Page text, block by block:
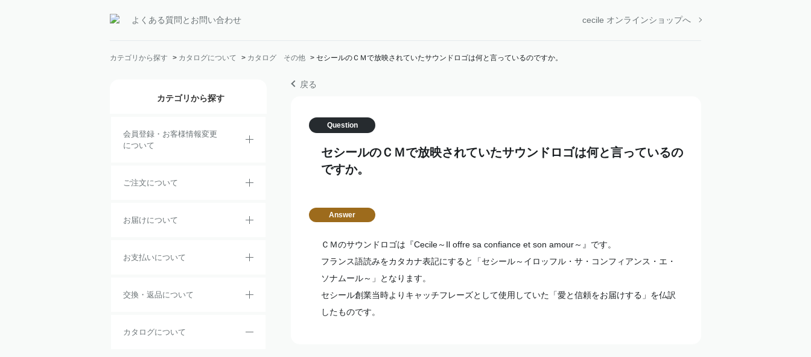
よくある質問とお問い合わせ cecile オンラインショップへ
カテゴリから探す > カタログについて > カタログ その他 > セシールのＣＭで放映されていたサウンドロゴは何と言っているのですか。
カテゴリから探す
会員登録・お客様情報変更
について
ご注文について
お届けについて
お支払いについて
交換・返品について
カタログについて
戻る
セシールのＣＭで放映されていたサウンドロゴは何と言っているの
ですか。
ＣＭのサウンドロゴは『Cecile～Il offre sa confiance et son amour～』です。
フランス語読みをカタカナ表記にすると「セシール～イロッフル・サ・コンフィアンス・エ・
ソナムール～」となります。
セシール創業当時よりキャッチフレーズとして使用していた「愛と信頼をお届けする」を仏訳
したものです。